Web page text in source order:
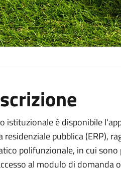
istituzionale è disponibile
residenziale pubblica (ERP),
polifunzionale, in cui
al modulo di domanda